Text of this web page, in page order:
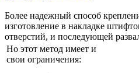
Более надежный способ
изготовление в накладке
отверстий, и последующей
Но этот метод имеет и
свои ограничения: